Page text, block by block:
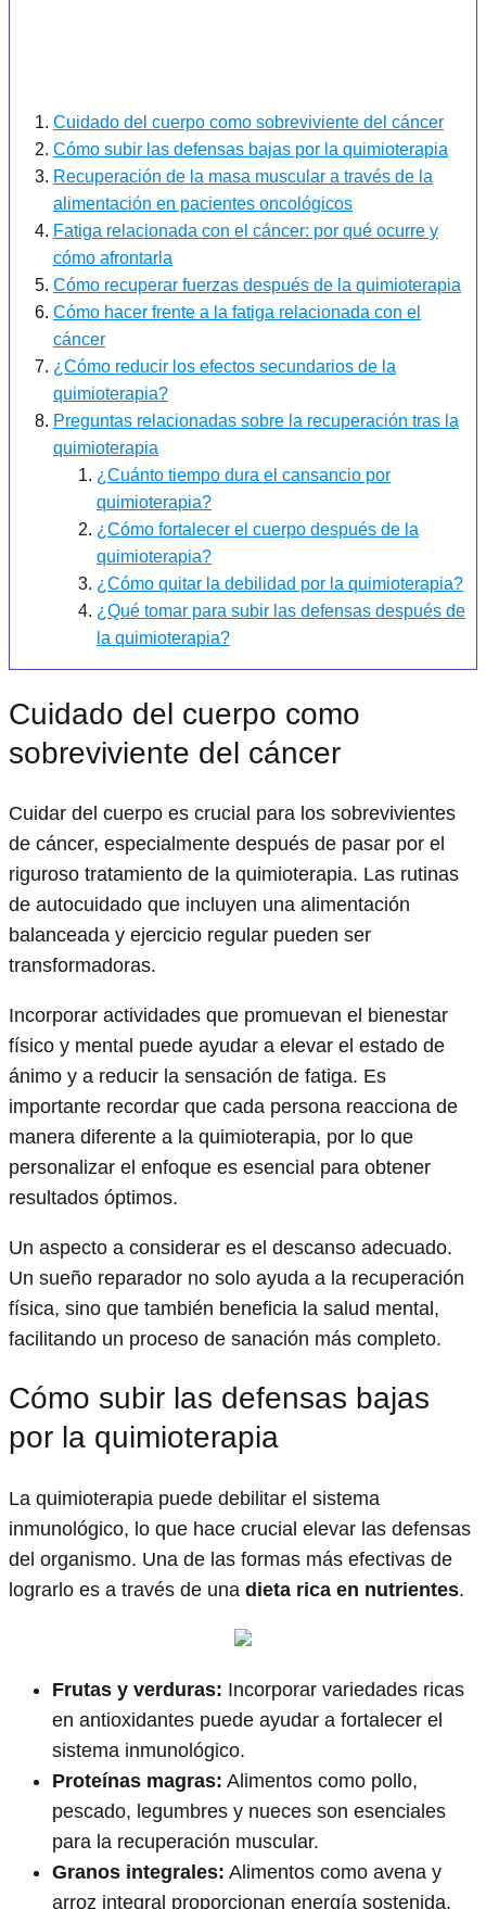
Cuidado del cuerpo como sobreviviente del cáncer
Cómo subir las defensas bajas por la quimioterapia
Recuperación de la masa muscular a través de la
alimentación en pacientes oncológicos
Fatiga relacionada con el cáncer: por qué ocurre y
cómo afrontarla
Cómo recuperar fuerzas después de la quimioterapia
Cómo hacer frente a la fatiga relacionada con el
cáncer
¿Cómo reducir los efectos secundarios de la
quimioterapia?
Preguntas relacionadas sobre la recuperación tras la
quimioterapia
¿Cuánto tiempo dura el cansancio por
quimioterapia?
¿Cómo fortalecer el cuerpo después de la
quimioterapia?
¿Cómo quitar la debilidad por la quimioterapia?
¿Qué tomar para subir las defensas después de
la quimioterapia?
Cuidado del cuerpo como
sobreviviente del cáncer
Cuidar del cuerpo es crucial para los sobrevivientes
de cáncer, especialmente después de pasar por el
riguroso tratamiento de la quimioterapia. Las rutinas
de autocuidado que incluyen una alimentación
balanceada y ejercicio regular pueden ser
transformadoras.
Incorporar actividades que promuevan el bienestar
físico y mental puede ayudar a elevar el estado de
ánimo y a reducir la sensación de fatiga. Es
importante recordar que cada persona reacciona de
manera diferente a la quimioterapia, por lo que
personalizar el enfoque es esencial para obtener
resultados óptimos.
Un aspecto a considerar es el descanso adecuado.
Un sueño reparador no solo ayuda a la recuperación
física, sino que también beneficia la salud mental,
facilitando un proceso de sanación más completo.
Cómo subir las defensas bajas
por la quimioterapia
La quimioterapia puede debilitar el sistema
inmunológico, lo que hace crucial elevar las defensas
del organismo. Una de las formas más efectivas de
lograrlo es a través de una dieta rica en nutrientes.
Frutas y verduras: Incorporar variedades ricas
en antioxidantes puede ayudar a fortalecer el
sistema inmunológico.
Proteínas magras: Alimentos como pollo,
pescado, legumbres y nueces son esenciales
para la recuperación muscular.
Granos integrales: Alimentos como avena y
arroz integral proporcionan energía sostenida.